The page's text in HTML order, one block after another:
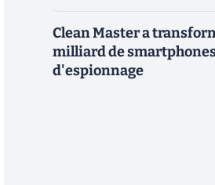
Clean Master a
milliard de
d'espionnage